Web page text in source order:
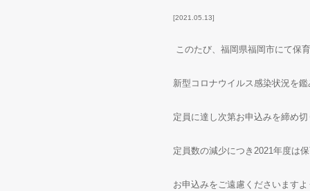
2021.05.13
このたび、福岡県福岡市にて保
新型コロナウイルス感染状況を
定員に達し次第お申込みを締め
定員数の減少につき2021年度は
お申込みをご遠慮くださいます